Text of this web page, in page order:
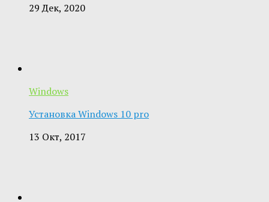
29 Дек, 2020
Windows
Установка Windows 10 pro
13 Окт, 2017